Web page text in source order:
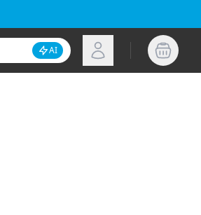
Inaktivera AI-sökning
AI Logga in